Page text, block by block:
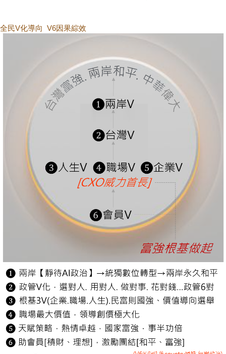
全民V化導向 V6因果綜效